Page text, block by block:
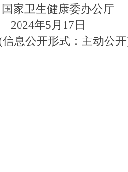
康委办公厅
月17日
式：主动公开